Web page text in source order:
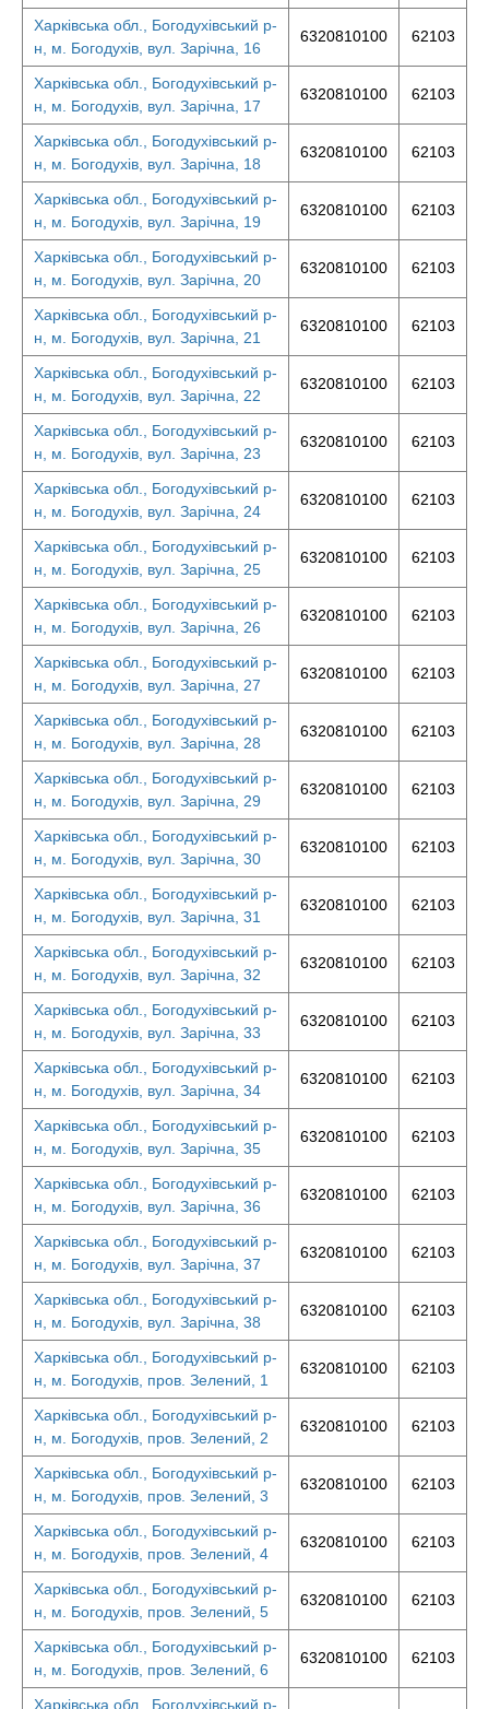
Харківська обл., Богодухівський р-
н, м. Богодухів, вул. Зарічна, 16
6320810100 62103
Харківська обл., Богодухівський р-
н, м. Богодухів, вул. Зарічна, 17
6320810100 62103
Харківська обл., Богодухівський р-
н, м. Богодухів, вул. Зарічна, 18
6320810100 62103
Харківська обл., Богодухівський р-
н, м. Богодухів, вул. Зарічна, 19
6320810100 62103
Харківська обл., Богодухівський р-
н, м. Богодухів, вул. Зарічна, 20
6320810100 62103
Харківська обл., Богодухівський р-
н, м. Богодухів, вул. Зарічна, 21
6320810100 62103
Харківська обл., Богодухівський р-
н, м. Богодухів, вул. Зарічна, 22
6320810100 62103
Харківська обл., Богодухівський р-
н, м. Богодухів, вул. Зарічна, 23
6320810100 62103
Харківська обл., Богодухівський р-
н, м. Богодухів, вул. Зарічна, 24
6320810100 62103
Харківська обл., Богодухівський р-
н, м. Богодухів, вул. Зарічна, 25
6320810100 62103
Харківська обл., Богодухівський р-
н, м. Богодухів, вул. Зарічна, 26
6320810100 62103
Харківська обл., Богодухівський р-
н, м. Богодухів, вул. Зарічна, 27
6320810100 62103
Харківська обл., Богодухівський р-
н, м. Богодухів, вул. Зарічна, 28
6320810100 62103
Харківська обл., Богодухівський р-
н, м. Богодухів, вул. Зарічна, 29
6320810100 62103
Харківська обл., Богодухівський р-
н, м. Богодухів, вул. Зарічна, 30
6320810100 62103
Харківська обл., Богодухівський р-
н, м. Богодухів, вул. Зарічна, 31
6320810100 62103
Харківська обл., Богодухівський р-
н, м. Богодухів, вул. Зарічна, 32
6320810100 62103
Харківська обл., Богодухівський р-
н, м. Богодухів, вул. Зарічна, 33
6320810100 62103
Харківська обл., Богодухівський р-
н, м. Богодухів, вул. Зарічна, 34
6320810100 62103
Харківська обл., Богодухівський р-
н, м. Богодухів, вул. Зарічна, 35
6320810100 62103
Харківська обл., Богодухівський р-
н, м. Богодухів, вул. Зарічна, 36
6320810100 62103
Харківська обл., Богодухівський р-
н, м. Богодухів, вул. Зарічна, 37
6320810100 62103
Харківська обл., Богодухівський р-
н, м. Богодухів, вул. Зарічна, 38
6320810100 62103
Харківська обл., Богодухівський р-
н, м. Богодухів, пров. Зелений, 1
6320810100 62103
Харківська обл., Богодухівський р-
н, м. Богодухів, пров. Зелений, 2
6320810100 62103
Харківська обл., Богодухівський р-
н, м. Богодухів, пров. Зелений, 3
6320810100 62103
Харківська обл., Богодухівський р-
н, м. Богодухів, пров. Зелений, 4
6320810100 62103
Харківська обл., Богодухівський р-
н, м. Богодухів, пров. Зелений, 5
6320810100 62103
Харківська обл., Богодухівський р-
н, м. Богодухів, пров. Зелений, 6
6320810100 62103
Харківська обл., Богодухівський р-